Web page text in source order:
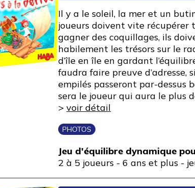
Il y a le soleil, la mer et un
joueurs doivent vite récupérer
gagner des coquillages, ils
habilement les trésors sur le
d’île en île en gardant
faudra faire preuve d’adresse,
empilés passeront par-dessus
sera le joueur qui aura le plus
>voir détail
PHOTOS
Jeu d'équilibre dynamique
2 à 5 joueurs -6 ans et plus -